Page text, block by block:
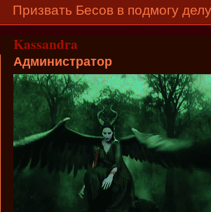
Призвать Бесов в подмогу
Kassandra
Администратор